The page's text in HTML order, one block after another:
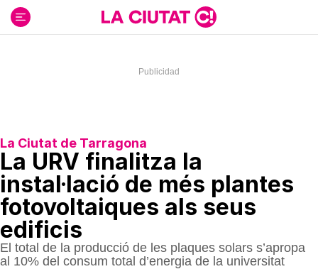
contenido
La Ciutat de Tarragona
La URV finalitza la
instal·lació de més plantes
fotovoltaiques als seus
edificis
El total de la producció de les plaques solars s’apropa
al 10% del consum total d’energia de la universitat